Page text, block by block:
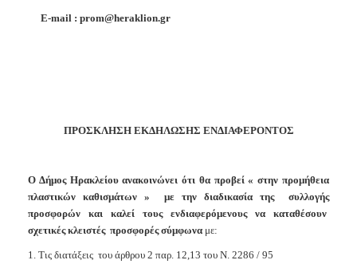
2013
ΑΝΘΕΚΤΙΚΗ
ΠΟΛΗ
E-mail :prom@heraklion.gr
ΠΡΟΣΚΛΗΣΗ ΕΚΔΗΛΩΣΗΣ ΕΝΔΙΑΦΕΡΟΝΤΟΣ
Ο Δήμος Ηρακλείου ανακοινώνει ότι θα προβεί « στην προμήθεια
πλαστικών καθισμάτων » με την διαδικασία της
συλλογής
προσφορών και καλεί τους ενδιαφερόμενους να καταθέσουν
σχετικές κλειστές προσφορές σύμφωνα με:
1. Τις διατάξεις του άρθρου 2 παρ. 12,13 του Ν. 2286 / 95